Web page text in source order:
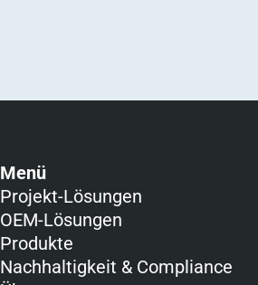
Menü
Projekt-Lösungen
OEM-Lösungen
Produkte
Nachhaltigkeit & Compliance